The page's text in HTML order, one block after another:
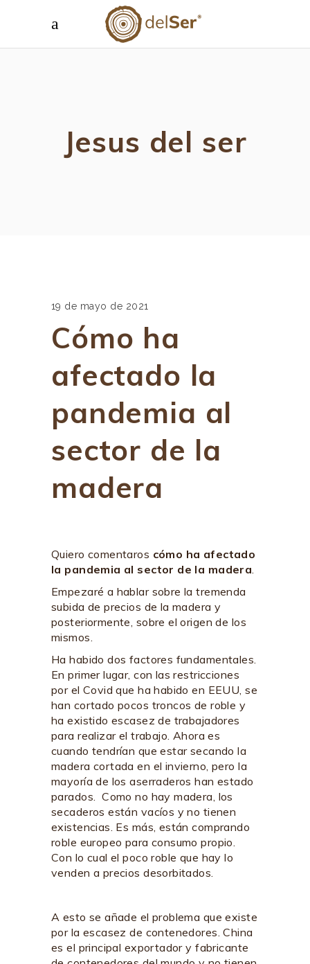
Jesus del ser
19 de mayo de 2021
Cómo ha
afectado la
pandemia al
sector de la
madera
Quiero comentaros cómo ha afectado
la pandemia al sector de la madera.
Empezaré a hablar sobre la tremenda
subida de precios de la madera y
posteriormente, sobre el origen de los
mismos.
Ha habido dos factores fundamentales.
En primer lugar, con las restricciones
por el Covid que ha habido en EEUU, se
han cortado pocos troncos de roble y
ha existido escasez de trabajadores
para realizar el trabajo. Ahora es
cuando tendrían que estar secando la
madera cortada en el invierno, pero la
mayoría de los aserraderos han estado
parados. Como no hay madera, los
secaderos están vacíos y no tienen
existencias. Es más, están comprando
roble europeo para consumo propio.
Con lo cual el poco roble que hay lo
venden a precios desorbitados.
A esto se añade el problema que existe
por la escasez de contenedores. China
es el principal exportador y fabricante